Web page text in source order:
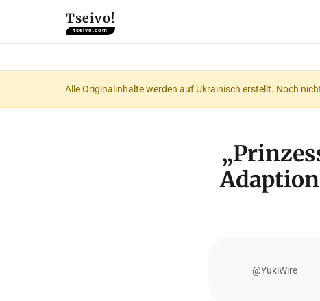
Tseivo!
tseivo.com
Alle Originalinhalte werden auf Ukrainisch erstellt. Noch
@YukiWire